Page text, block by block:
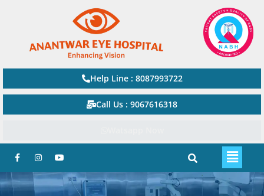
Help Line : 8087993722
Call Us : 9067616318